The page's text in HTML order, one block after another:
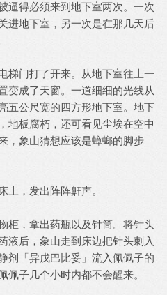
逼得必须来到地下室两次。一次
进地下室，另一次是在那几天后
门打了开来。从地下室往上一
变成了天窗。一道细细的光线从
五公尺宽的四方形地下室。地下
地板腐朽，还可看见尘埃在空中
，象山猜想应该是蟑螂的脚步
，发出阵阵鼾声。
，拿出药瓶以及针筒。将针头
液后，象山走到床边把针头刺入
剂「异戊巴比妥」流入佩佩子的
佩子几个小时内都不会醒来。